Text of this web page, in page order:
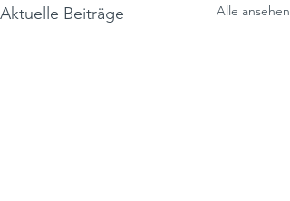
Aktuelle Beiträge Alle ansehen